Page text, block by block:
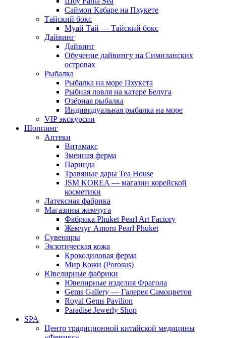
Саймон Кабаре на Пхукете
Тайский бокс
Муай Тай — Тайский бокс
Дайвинг
Дайвинг
Обучение дайвингу на Симиланских
островах
Рыбалка
Рыбалка на море Пхукета
Рыбная ловля на катере Белуга
Озёрная рыбалка
Индивидуальная рыбалка на море
VIP экскурсии
Шоппинг
Аптеки
Витамакс
Змеиная ферма
Паринда
Травяные дары Tea House
JSM KOREA — магазин корейской
косметики
Латексная фабрика
Магазины жемчуга
Фабрика Phuket Pearl Art Factory
Жемчуг Amorn Pearl Phuket
Сувениры
Экзотическая кожа
Крокодиловая ферма
Мир Кожи (Porosus)
Ювелирные фабрики
Ювелирные изделия Фрагола
Gems Gallery — Галерея Самоцветов
Royal Gems Pavilion
Paradise Jewerly Shop
SPA
Центр традиционной китайской медицины